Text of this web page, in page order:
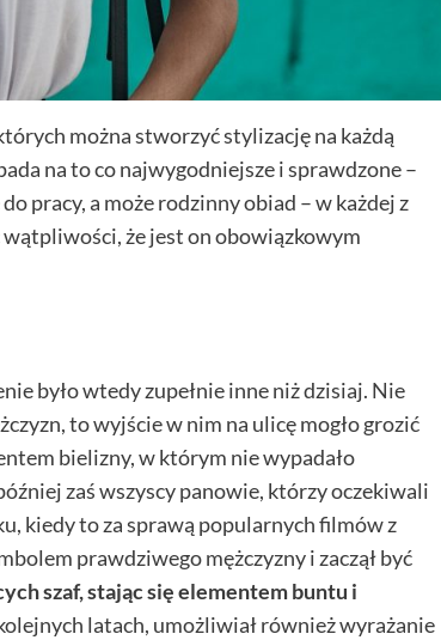
można stworzyć stylizację na każdą
na to co najwygodniejsze i sprawdzone –
pracy, a może rodzinny obiad – w każdej z
że jest on obowiązkowym
było wtedy zupełnie inne niż dzisiaj. Nie
to wyjście w nim na ulicę mogło grozić
bielizny, w którym nie wypadało
zaś wszyscy panowie, którzy oczekiwali
kiedy to za sprawą popularnych filmów z
prawdziwego mężczyzny i zaczął być
szaf, stając się elementem buntu i
latach, umożliwiał również wyrażanie